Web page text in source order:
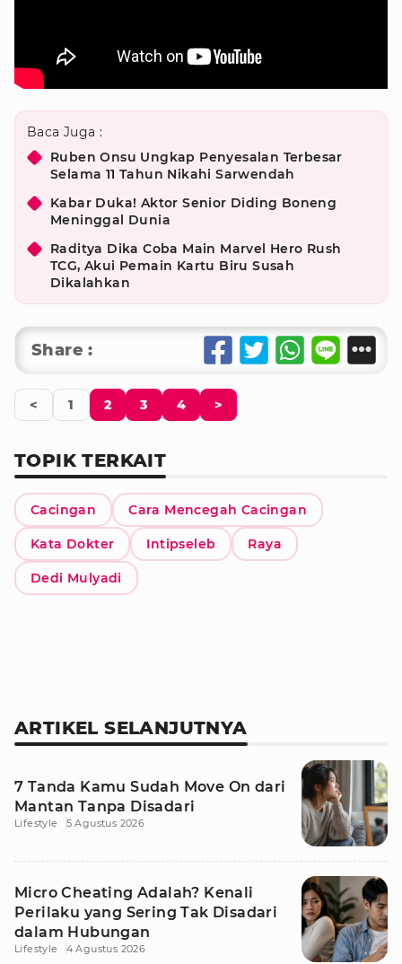
Baca Juga :
Ruben Onsu Ungkap Penyesalan Terbesar
Selama 11 Tahun Nikahi Sarwendah
Kabar Duka! Aktor Senior Diding Boneng
Meninggal Dunia
Raditya Dika Coba Main Marvel Hero Rush
TCG, Akui Pemain Kartu Biru Susah
Dikalahkan
Share :
< 1 2 3 4 >
TOPIK TERKAIT
Cacingan Cara Mencegah Cacingan
Kata Dokter Intipseleb Raya
Dedi Mulyadi
ARTIKEL SELANJUTNYA
7 Tanda Kamu Sudah Move On dari
Mantan Tanpa Disadari
Lifestyle 5 Agustus 2026
Micro Cheating Adalah? Kenali
Perilaku yang Sering Tak Disadari
dalam Hubungan
Lifestyle 4 Agustus 2026